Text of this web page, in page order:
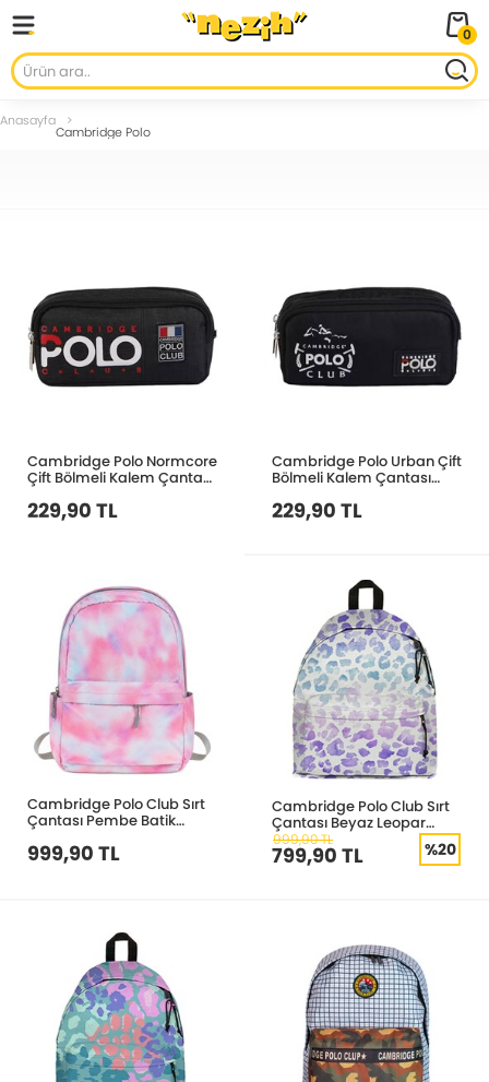
0
Anasayfa
Cambridge Polo
Cambridge Polo Normcore
Çift Bölmeli Kalem Çantası
Siyah 3028
229,90 TL
Cambridge Polo Urban Çift
Bölmeli Kalem Çantası
229,90 TL
Cambridge Polo Club Sırt
Çantası Pembe Batik
999,90 TL
Cambridge Polo Club Sırt
Çantası Beyaz Leopar
2109.725
999,90 TL
799,90 TL %20